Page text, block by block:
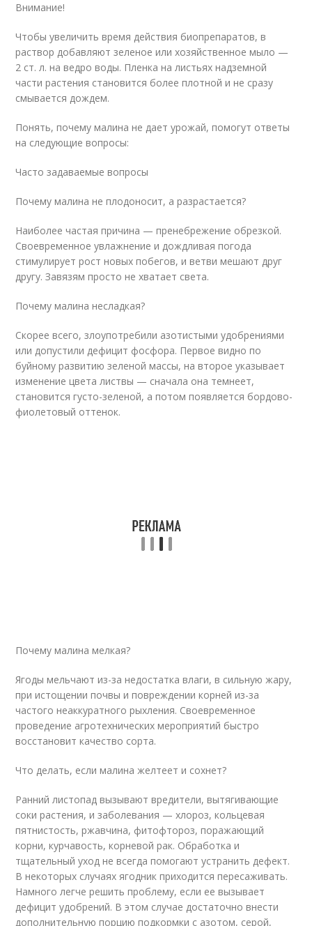
Внимание!
Чтобы увеличить время действия биопрепаратов, в
раствор добавляют зеленое или хозяйственное мыло —
2 ст. л. на ведро воды. Пленка на листьях надземной
части растения становится более плотной и не сразу
смывается дождем.
Понять, почему малина не дает урожай, помогут ответы
на следующие вопросы:
Часто задаваемые вопросы
Почему малина не плодоносит, а разрастается?
Наиболее частая причина — пренебрежение обрезкой.
Своевременное увлажнение и дождливая погода
стимулирует рост новых побегов, и ветви мешают друг
другу. Завязям просто не хватает света.
Почему малина несладкая?
Скорее всего, злоупотребили азотистыми удобрениями
или допустили дефицит фосфора. Первое видно по
буйному развитию зеленой массы, на второе указывает
изменение цвета листвы — сначала она темнеет,
становится густо-зеленой, а потом появляется бордово-
фиолетовый оттенок.
Почему малина мелкая?
Ягоды мельчают из-за недостатка влаги, в сильную жару,
при истощении почвы и повреждении корней из-за
частого неаккуратного рыхления. Своевременное
проведение агротехнических мероприятий быстро
восстановит качество сорта.
Что делать, если малина желтеет и сохнет?
Ранний листопад вызывают вредители, вытягивающие
соки растения, и заболевания — хлороз, кольцевая
пятнистость, ржавчина, фитофтороз, поражающий
корни, курчавость, корневой рак. Обработка и
тщательный уход не всегда помогают устранить дефект.
В некоторых случаях ягодник приходится пересаживать.
Намного легче решить проблему, если ее вызывает
дефицит удобрений. В этом случае достаточно внести
дополнительную порцию подкормки с азотом, серой,